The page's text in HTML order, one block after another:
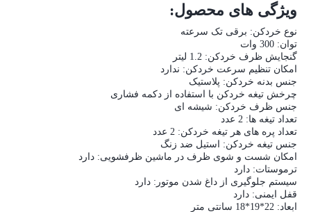
ویژگی های محصول:
نوع خردکن: برقی تک سرعته
توان: 300 وات
گنجایش ظرف خردکن: 1.2 لیتر
امکان تنظیم سرعت خردکن: ندارد
جنس بدنه خردکن: پلاستیک
چرخش تیغه خردکن با استفاده از دکمه فشاری
جنس ظرف خردکن: شیشه ای
تعداد تیغه ها: 2 عدد
تعداد پره های هر تیغه خردکن: 2 عدد
جنس تیغه خردکن: استیل ضد زنگ
امکان شست و شوی ظرف در ماشین ظرفشویی: دارد
ترموستات: دارد
سیستم جلوگیری از داغ شدن موتور: دارد
قفل ایمنی: دارد
ابعاد: 22*19*18 سانتی متر